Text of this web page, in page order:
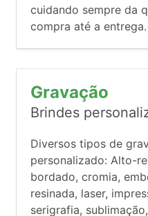
cuidando sempre da
compra até a entrega.
Gravação
Brindes
Diversos tipos de
personalizado: Alto-
bordado, cromia,
resinada, laser,
serigrafia,